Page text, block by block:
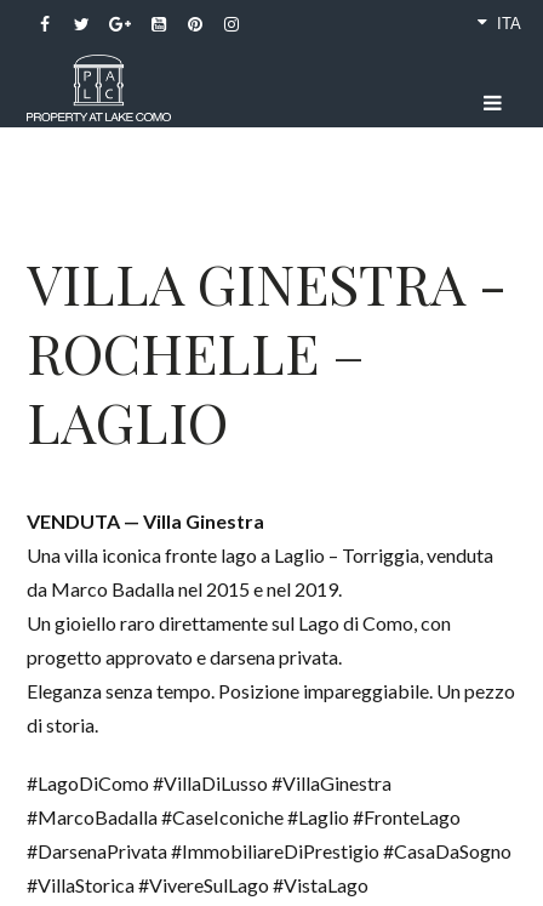
ITA
VILLA GINESTRA -
ROCHELLE –
LAGLIO
VENDUTA — Villa Ginestra
Una villa iconica fronte lago a Laglio – Torriggia, venduta
da Marco Badalla nel 2015 e nel 2019.
Un gioiello raro direttamente sul Lago di Como, con
progetto approvato e darsena privata.
Eleganza senza tempo. Posizione impareggiabile. Un pezzo
di storia.
#LagoDiComo #VillaDiLusso #VillaGinestra
#MarcoBadalla #CaseIconiche #Laglio #FronteLago
#DarsenaPrivata #ImmobiliareDiPrestigio #CasaDaSogno
#VillaStorica #VivereSulLago #VistaLago